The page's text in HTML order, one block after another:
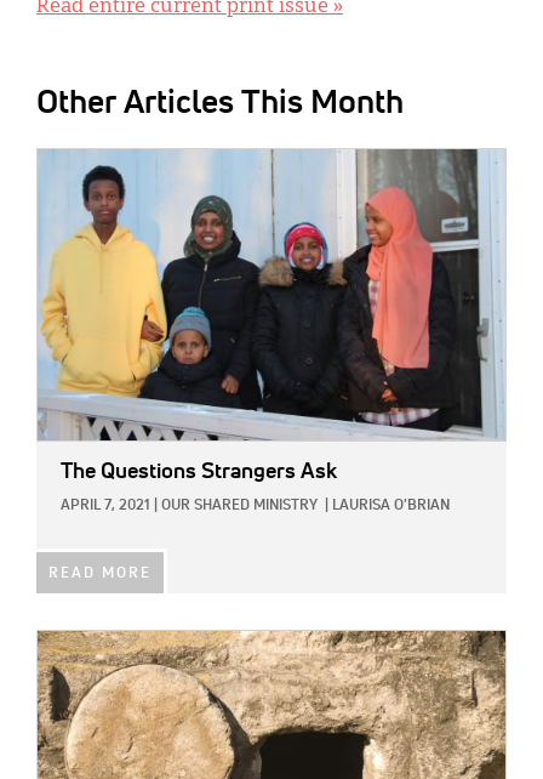
Read entire current print issue »
Other Articles This Month
The Questions Strangers Ask
APRIL 7, 2021 OUR SHARED MINISTRY LAURISA O'BRIAN
READ MORE
IMAGE: